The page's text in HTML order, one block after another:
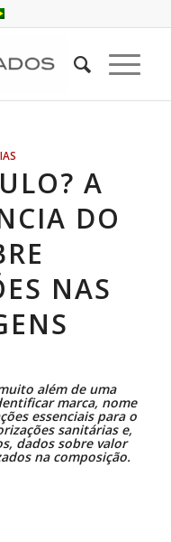
A
DO
NAS
além de uma
marca, nome
essenciais para o
sanitárias e,
dados sobre valor
na composição.